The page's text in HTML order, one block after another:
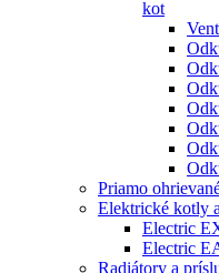
kot
Priamo
Elektrické kotly
Electric
Electric
Radiátory a